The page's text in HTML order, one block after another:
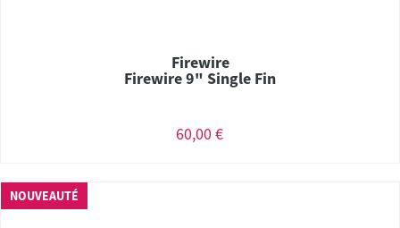
Firewire
Firewire 9" Single Fin
60,00 €
NOUVEAUTÉ